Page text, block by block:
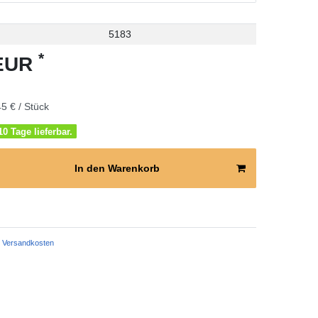
5183
*
€ / Stück
Tage lieferbar.
In den Warenkorb
Versandkosten